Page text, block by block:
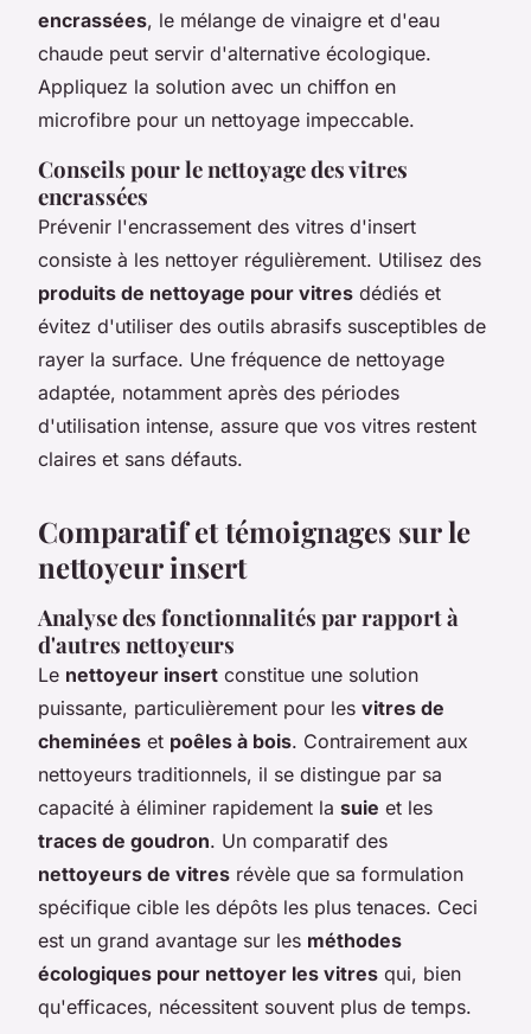
encrassées, le mélange de vinaigre et d'eau
chaude peut servir d'alternative écologique.
Appliquez la solution avec un chiffon en
microfibre pour un nettoyage impeccable.
Conseils pour le nettoyage des vitres
encrassées
Prévenir l'encrassement des vitres d'insert
consiste à les nettoyer régulièrement. Utilisez des
produits de nettoyage pour vitres dédiés et
évitez d'utiliser des outils abrasifs susceptibles de
rayer la surface. Une fréquence de nettoyage
adaptée, notamment après des périodes
d'utilisation intense, assure que vos vitres restent
claires et sans défauts.
Comparatif et témoignages sur le
nettoyeur insert
Analyse des fonctionnalités par rapport à
d'autres nettoyeurs
Le nettoyeur insert constitue une solution
puissante, particulièrement pour les vitres de
cheminées et poêles à bois. Contrairement aux
nettoyeurs traditionnels, il se distingue par sa
capacité à éliminer rapidement la suie et les
traces de goudron. Un comparatif des
nettoyeurs de vitres révèle que sa formulation
spécifique cible les dépôts les plus tenaces. Ceci
est un grand avantage sur les méthodes
écologiques pour nettoyer les vitres qui, bien
qu'efficaces, nécessitent souvent plus de temps.